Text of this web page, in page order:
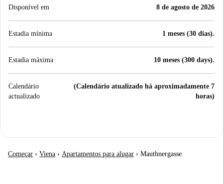
Disponível em 8 de agosto de 2026
Estadia mínima 1 meses (30 dias).
Estadia máxima 10 meses (300 days).
Calendário
actualizado
(Calendário atualizado há aproximadamente 7
horas)
Começar › Viena › Apartamentos para alugar › Mauthnergasse